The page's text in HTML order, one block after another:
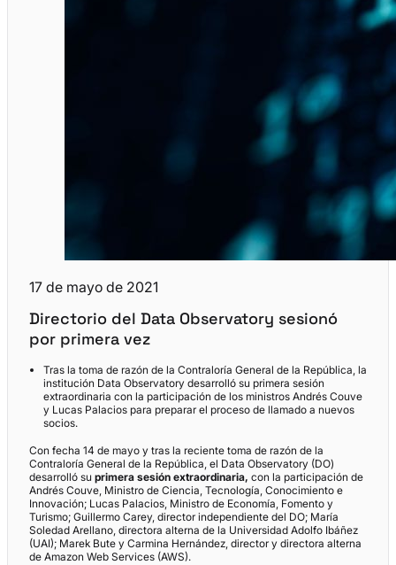
17 de mayo de 2021
Directorio del Data Observatory sesionó
por primera vez
Tras la toma de razón de la Contraloría General de la República, la
institución Data Observatory desarrolló su primera sesión
extraordinaria con la participación de los ministros Andrés Couve
y Lucas Palacios para preparar el proceso de llamado a nuevos
socios.
Con fecha 14 de mayo y tras la reciente toma de razón de la
Contraloría General de la República, el Data Observatory (DO)
desarrolló su primera sesión extraordinaria, con la participación de
Andrés Couve, Ministro de Ciencia, Tecnología, Conocimiento e
Innovación; Lucas Palacios, Ministro de Economía, Fomento y
Turismo; Guillermo Carey, director independiente del DO; María
Soledad Arellano, directora alterna de la Universidad Adolfo Ibáñez
(UAI); Marek Bute y Carmina Hernández, director y directora alterna
de Amazon Web Services (AWS).